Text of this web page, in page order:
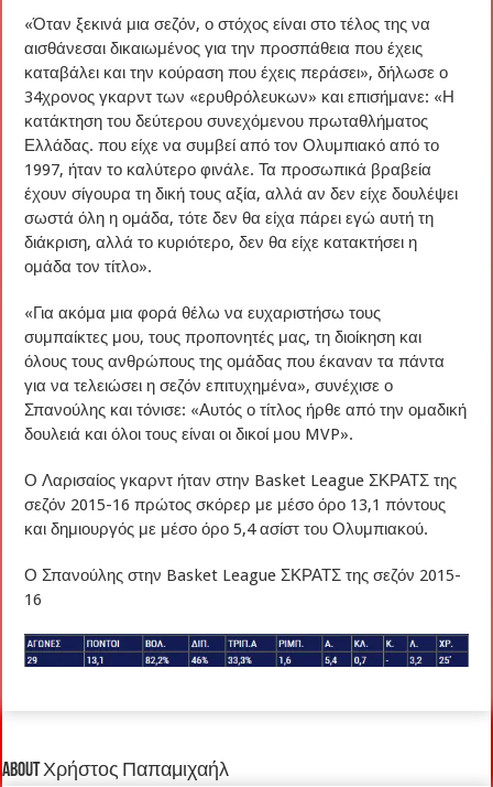
«Όταν ξεκινά μια σεζόν, ο στόχος είναι στο τέλος της να
αισθάνεσαι δικαιωμένος για την προσπάθεια που έχεις
καταβάλει και την κούραση που έχεις περάσει», δήλωσε ο
34χρονος γκαρντ των «ερυθρόλευκων» και επισήμανε: «Η
κατάκτηση του δεύτερου συνεχόμενου πρωταθλήματος
Ελλάδας. που είχε να συμβεί από τον Ολυμπιακό από το
1997, ήταν το καλύτερο φινάλε. Τα προσωπικά βραβεία
έχουν σίγουρα τη δική τους αξία, αλλά αν δεν είχε δουλέψει
σωστά όλη η ομάδα, τότε δεν θα είχα πάρει εγώ αυτή τη
διάκριση, αλλά το κυριότερο, δεν θα είχε κατακτήσει η
ομάδα τον τίτλο».
«Για ακόμα μια φορά θέλω να ευχαριστήσω τους
συμπαίκτες μου, τους προπονητές μας, τη διοίκηση και
όλους τους ανθρώπους της ομάδας που έκαναν τα πάντα
για να τελειώσει η σεζόν επιτυχημένα», συνέχισε ο
Σπανούλης και τόνισε: «Αυτός ο τίτλος ήρθε από την ομαδική
δουλειά και όλοι τους είναι οι δικοί μου MVP».
Ο Λαρισαίος γκαρντ ήταν στην Basket League ΣΚΡΑΤΣ της
σεζόν 2015-16 πρώτος σκόρερ με μέσο όρο 13,1 πόντους
και δημιουργός με μέσο όρο 5,4 ασίστ του Ολυμπιακού.
Ο Σπανούλης στην Basket League ΣΚΡΑΤΣ της σεζόν 2015-
16
About Χρήστος Παπαμιχαήλ